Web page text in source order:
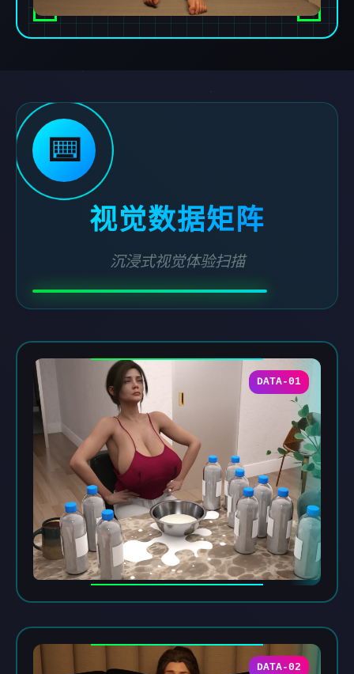
⌨️
视觉数据矩阵
沉浸式视觉体验扫描
DATA-01
DATA-02